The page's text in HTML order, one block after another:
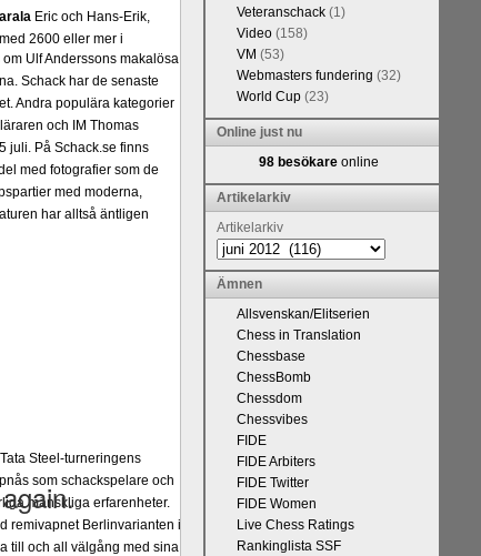
Ulf Anderssons makalösa
Schack har de senaste
Andra populära kategorier
och IM Thomas
juli. På Schack.se finns
med fotografier som de
med moderna,
har alltså äntligen
Steel-turneringens
som schackspelare och
mänskliga erfarenheter.
remivapnet Berlinvarianten i
till och all välgång med sina
Eric och Hans-Erik,
2600 eller mer i
Veteranschack(1)
Video(158)
VM (53)
Webmasters fundering (32)
World Cup(23)
Online just nu
98 besökareonline
Artikelarkiv
Artikelarkiv
Ämnen
Allsvenskan/Elitserien
Chess in Translation
Chessbase
ChessBomb
Chessdom
Chessvibes
FIDE
FIDE Arbiters
FIDE Twitter
FIDE Women
Live Chess Ratings
Rankinglista SSF